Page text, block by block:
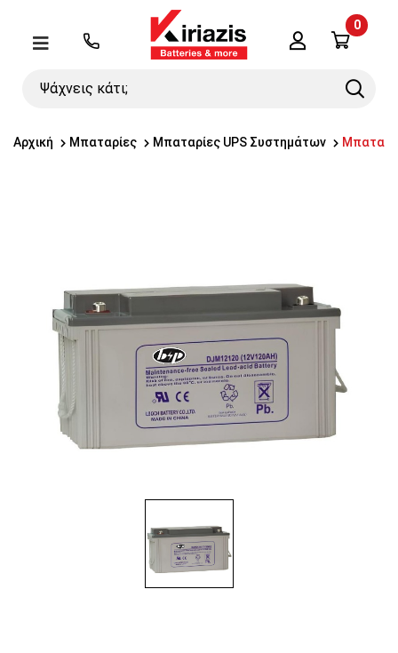
Μενού
Ψάχνεις
Search
Λογαριασμός
0
Αρχική Μπαταρίες Μπαταρίες UPS Συστημάτων